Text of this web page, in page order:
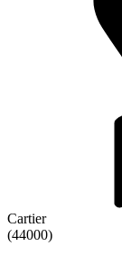
Cartier
(44000)